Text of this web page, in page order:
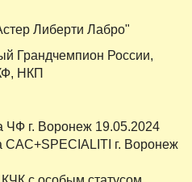
Либерти Лабро"
Грандчемпион России,
НКП
ЧФ г. Воронеж 19.05.2024
САС+SPECIALITI г. Воронеж